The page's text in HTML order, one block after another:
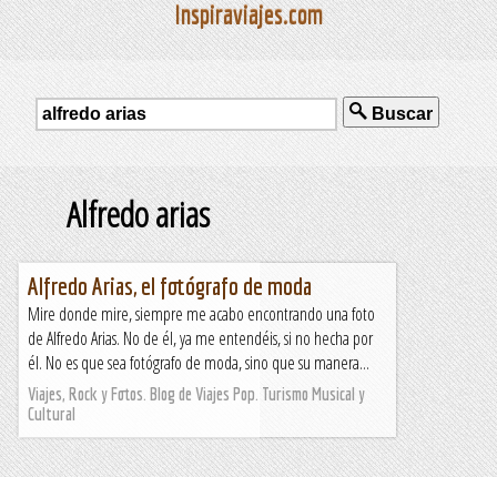
Inspiraviajes.com
Buscar
Alfredo arias
Alfredo Arias, el fotógrafo de moda
Mire donde mire, siempre me acabo encontrando una foto
de Alfredo Arias. No de él, ya me entendéis, si no hecha por
él. No es que sea fotógrafo de moda, sino que su manera...
Viajes, Rock y Fotos. Blog de Viajes Pop. Turismo Musical y
Cultural